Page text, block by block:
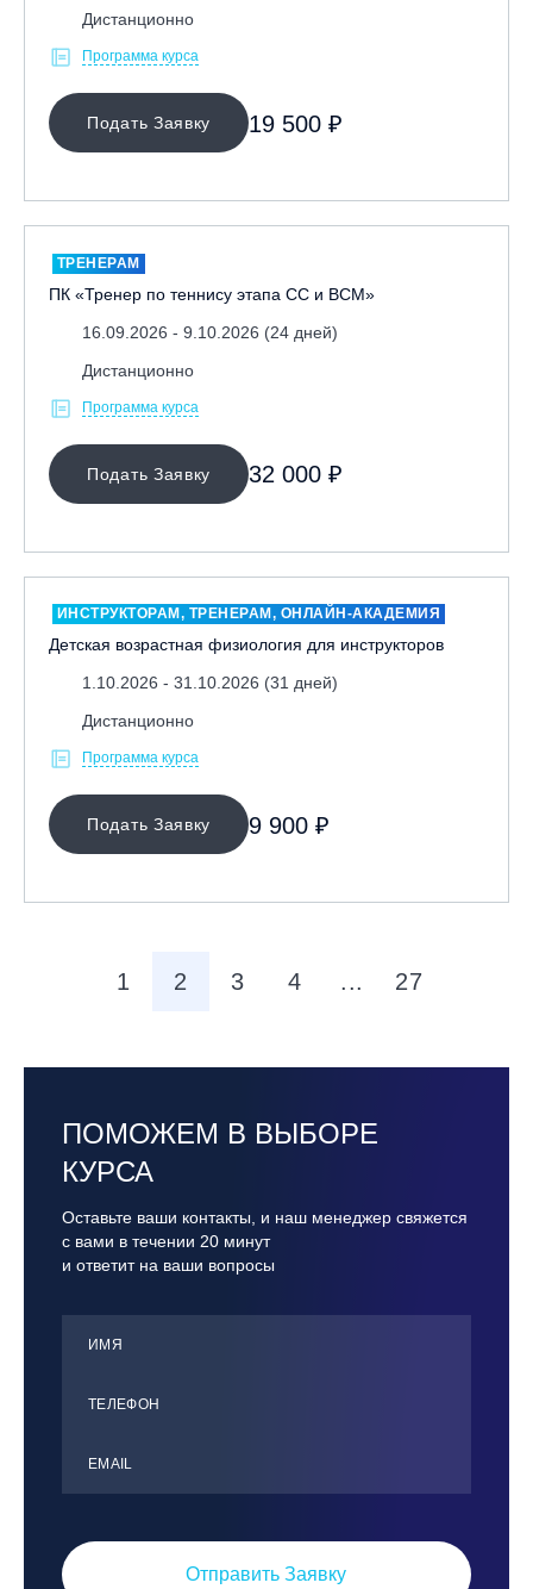
Дистанционно
Программа курса
Подать Заявку 19 500 ₽
ТРЕНЕРАМ
ПК «Тренер по теннису этапа СС и ВСМ»
16.09.2026 - 9.10.2026 (24 дней)
Дистанционно
Программа курса
Подать Заявку 32 000 ₽
ИНСТРУКТОРАМ, ТРЕНЕРАМ, ОНЛАЙН-АКАДЕМИЯ
Детская возрастная физиология для инструкторов
1.10.2026 - 31.10.2026 (31 дней)
Дистанционно
Программа курса
Подать Заявку 9 900 ₽
1 2 3 4 ... 27
ПОМОЖЕМ В ВЫБОРЕ
КУРСА
Оставьте ваши контакты, и наш менеджер свяжется
с вами в течении 20 минут
и ответит на ваши вопросы
ИМЯ
ТЕЛЕФОН
ЕMАIL
Отправить Заявку